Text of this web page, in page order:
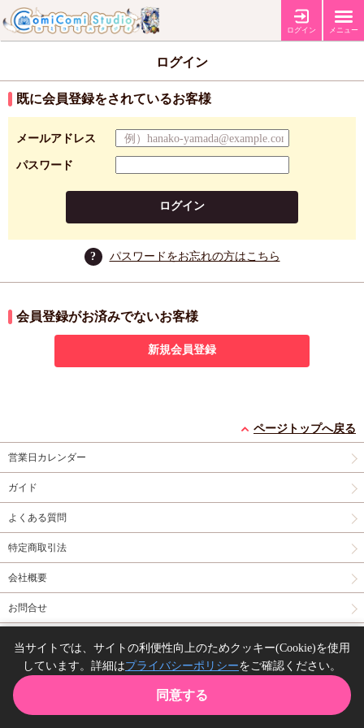
ログイン メニュー
ログイン
既に会員登録をされているお客様
メールアドレス
パスワード
ログイン
? パスワードをお忘れの方はこちら
会員登録がお済みでないお客様
新規会員登録
ページトップへ戻る
営業日カレンダー
ガイド
よくある質問
特定商取引法
会社概要
お問合せ
Copyright(C) comicomi studio. All right reserved.
当サイトでは、サイトの利便性向上のためクッキー(Cookie)を使用
しています。詳細はプライバシーポリシーをご確認ください。
同意する